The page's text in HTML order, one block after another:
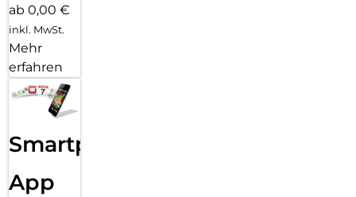
ab 0,00 €
inkl. MwSt.
Mehr
erfahren
Smartphone
App